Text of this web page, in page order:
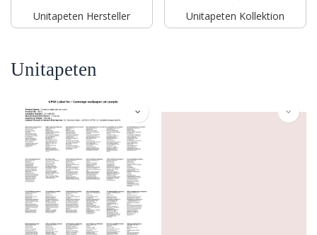
Unitapeten Hersteller Unitapeten Kollektion
Unitapeten